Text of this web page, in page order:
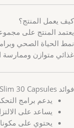
كيف يعمل المنتج؟
يعتمد المنتج على
نمط الحياة الصحي
غذائي متوازن
فوائد Promo Slim 30 Capsules
يدعم برامج
يساعد على
يحتوي على